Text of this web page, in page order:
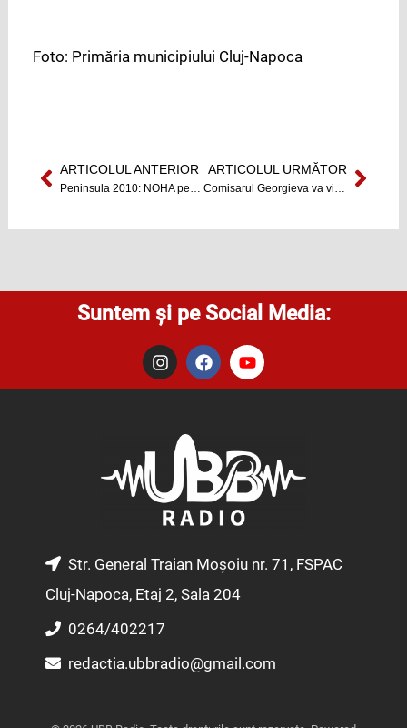
Foto: Primăria municipiului Cluj-Napoca
Prev
ARTICOLUL ANTERIOR ARTICOLUL URMĂTORNext
Suntem și pe Social Media:
I
n
s
m
F
a
c
o
k
Y
o
u
e
Str. General Traian Moșoiu nr. 71, FSPAC
Cluj-Napoca, Etaj 2, Sala 204
0264/402217
redactia.ubbradio@gmail.com